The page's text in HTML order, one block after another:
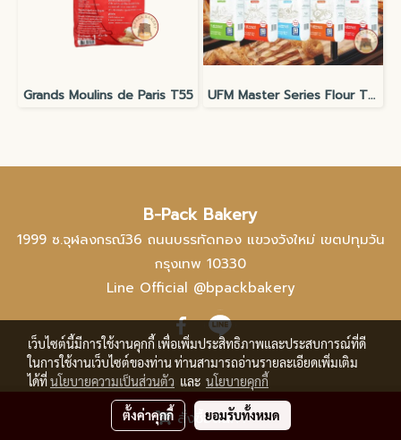
สั่งซื้อสินค้า
Grands Moulins de Paris T55 UFM Master Series Flour T45 T55 T65 Tipo00
B-Pack Bakery
1999 ซ.จุฬลงกรณ์36 ถนนบรรทัดทอง แขวงวังใหม่ เขตปทุมวัน
กรุงเทพ 10330
Line Official @bpackbakery
@ Copyright 2021 All Rights Reserved.
เว็บไซต์นี้มีการใช้งานคุกกี้ เพื่อเพิ่มประสิทธิภาพและประสบการณ์ที่ดี
ในการใช้งานเว็บไซต์ของท่าน ท่านสามารถอ่านรายละเอียดเพิ่มเติม
ได้ที่นโยบายความเป็นส่วนตัว และ นโยบายคุกกี้
ตั้งค่าคุกกี้ ยอมรับทั้งหมด